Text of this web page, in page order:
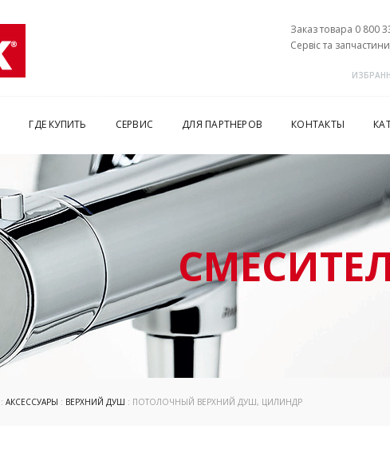
Заказ товара 0 800
Сервіс та
ГДЕ КУПИТЬ СЕРВИС ДЛЯ ПАРТНЕРОВ КОНТАКТЫ
: АКСЕССУАРЫ : ВЕРХНИЙ ДУШ : ПОТОЛОЧНЫЙ ВЕРХНИЙ ДУШ, ЦИЛИНДР